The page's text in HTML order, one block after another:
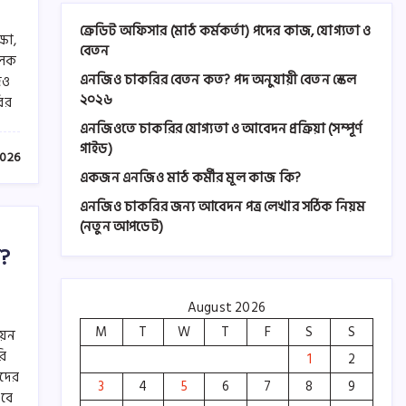
July 25, 2026
বাংলাদেশে কোন এনজিও ভালো
এনজিও চাকরির বেতন কত? পদ
অনুযায়ী বেতন স্কেল ২০২৬
August 3, 2026
ক্রেডিট অফিসার (মাঠ কর্মকর্তা) পদের কাজ, যোগ্যতা ও
বেতন
এনজিও চাকরির বেতন কত? পদ অনুযায়ী বেতন স্কেল
২০২৬
এনজিওতে চাকরির যোগ্যতা ও আবেদন প্রক্রিয়া (সম্পূর্ণ
গাইড)
একজন এনজিও মাঠ কর্মীর মূল কাজ কি?
এনজিও চাকরির জন্য আবেদন পত্র লেখার সঠিক নিয়ম
(নতুন আপডেট)
August 2026
M
T W T F S
S
1
2
3
4 5 6 7 8
9